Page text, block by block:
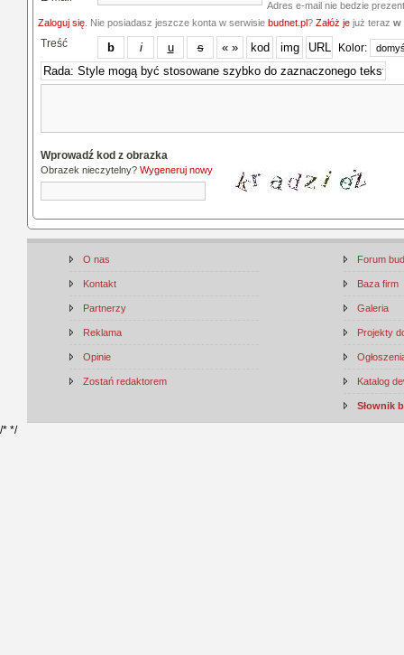
Adres e-mail nie bedzie
Zaloguj się . Nie posiadasz jeszcze konta w serwisie budnet.pl? Załóż je już teraz w
Treść Kolor:
Wprowadź kod z obrazka
Obrazek nieczytelny? Wygeneruj nowy
O nas
Kontakt
Partnerzy
Reklama
Opinie
Zostań redaktorem
Forum
Baza firm
Galeria
Projekty
Katalog
Słownik
/* */